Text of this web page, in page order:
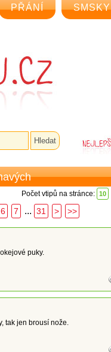
PŘÁNÍ SMSKY
Počet vtipů na stránce: 10
6 7 ... 31 > >>
puky.
tak jen brousí nože.